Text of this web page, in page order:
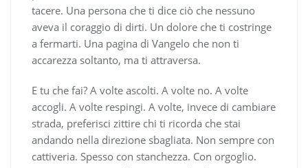
tacere. Una persona che ti dice ciò che nessuno
aveva il coraggio di dirti. Un dolore che ti costringe
a fermarti. Una pagina di Vangelo che non ti
accarezza soltanto, ma ti attraversa.
E tu che fai? A volte ascolti. A volte no. A volte
accogli. A volte respingi. A volte, invece di cambiare
strada, preferisci zittire chi ti ricorda che stai
andando nella direzione sbagliata. Non sempre con
cattiveria. Spesso con stanchezza. Con orgoglio.